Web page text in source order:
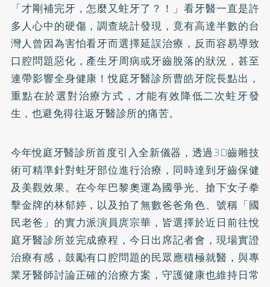
「才剛補完牙，怎麼又蛀牙了？！」看牙醫一直是許
多人心中的硬傷，調查統計發現，竟有高達半數的台
灣人曾因為害怕看牙而選擇延誤治療，反而容易導致
口腔問題惡化，產生牙周病或牙齒脫落的狀況，甚至
連帶影響全身健康！悅庭牙醫診所曹皓牙院長點出，
重點在於選對治療方式，才能有效降低二次蛀牙發
生，也避免得往返牙醫診所的痛苦。
今年悅庭牙醫診所首度引入全新儀器，透過3D齒雕技
術可精準針對蛀牙部位進行治療，同時達到牙齒保健
及美觀效果。在今年巴黎奧運為國爭光、搶下女子拳
擊金牌的林郁婷，以及拍了無數爸爸角色、號稱「國
民老爸」的實力派演員庹宗華，皆選擇於近日前往悅
庭牙醫診所並完成療程，今日出席記者會，現場實證
治療有感，鼓勵有口腔問題的民眾應積極就醫，與專
業牙醫師討論正確的治療方案，守護健康也維持日常